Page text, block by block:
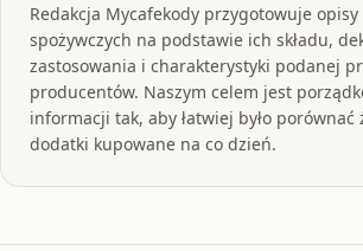
Redakcja Mycafekody przygotowuje
spożywczych na podstawie ich składu,
zastosowania i charakterystyki podanej
producentów. Naszym celem jest
informacji tak, aby łatwiej było porównać
dodatki kupowane na co dzień.